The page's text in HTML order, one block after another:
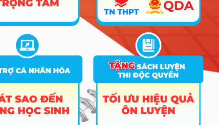
tác với hơn 20 doanh nghiệp trên cả nước, cụ thể như: Công ty
Cổ phần Vận tải 1 Traco, Công ty Tài chính TNHH MB Shinsei,
Công ty cổ phần MISA, Công ty cổ phần Viễn thông FPT – FPT
Telecom, Công ty TNHH Gianni, Ngân hàng Maritime Bank,
Ngân hàng Vietcombank, Công ty TNHH Thương mại và Môi
trường Hồng Anh; Công ty cổ phần đầu tư giáo dục và phát
triển công nghệ quốc tế Langmaster, Tổng công ty Truyền hình
cáp Việt Nam – VTVCab,… nhằm góp phần thực hiện mục tiêu
nâng cao chất lượng đào tạo đáp ứng nhu cầu xã hội. Sinh
viên sau khi ra trường sẽ có lợi thế về nghề nghiệp trong các
doanh nghiệp đối tác.